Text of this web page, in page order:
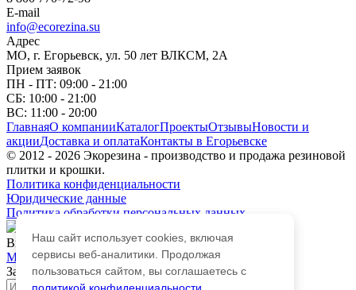
E-mail
info@ecorezina.su
Адрес
МО, г. Егорьевск, ул. 50 лет ВЛКСМ, 2А
Прием заявок
ПН - ПТ: 09:00 - 21:00
СБ: 10:00 - 21:00
ВС: 11:00 - 20:00
ГлавнаяО компанииКаталогПроектыОтзывыНовости и
акцииДоставка и оплатаКонтакты в Егорьевске
© 2012 - 2026 Экорезина - производство и продажа резиновой
плитки и крошки.
Политика конфиденциальности
Юридические данные
Политика обработки персональных данных
Выберите город
МоскваРязань
Закажите обратный звонок
Имя
Наш сайт использует cookies, включая
сервисы веб-аналитики. Продолжая
пользоваться сайтом, вы соглашаетесь с